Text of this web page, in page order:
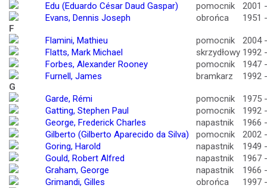
Edu (Eduardo César Daud Gaspar)
pomocnik
2001
Evans, Dennis Joseph
obrońca
1951
F
Flamini, Mathieu
pomocnik
2004
Flatts, Mark Michael
skrzydłowy 1992
Forbes, Alexander Rooney
pomocnik
1947
Furnell, James
bramkarz
1992
G
Garde, Rémi
pomocnik
1975
Gatting, Stephen Paul
pomocnik
1992
George, Frederick Charles
napastnik
1966
Gilberto (Gilberto Aparecido da Silva)
pomocnik
2002
Goring, Harold
napastnik
1949
Gould, Robert Alfred
napastnik
1967
Graham, George
napastnik
1966
Grimandi, Gilles
obrońca
1997